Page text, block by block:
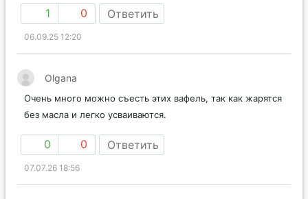
1 0 Ответить
06.09.25 12:20
Olgana
Очень много можно съесть этих вафель, так как жарятся
без масла и легко усваиваются.
0 0 Ответить
07.07.26 18:56